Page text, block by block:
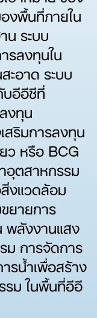
งพื้นที่ภายใน
ระบบ
ลงทุนใน
ะอาด ระบบ
อีอีซีที่
งทุน
สริมการลงทุน
ว หรือ BCG
ตสาหกรรม
งแวดล้อม
ยายการ
พลังงานแสง
การจัดการ
รน้ำเพื่อสร้าง
รม ในพื้นที่อีอี